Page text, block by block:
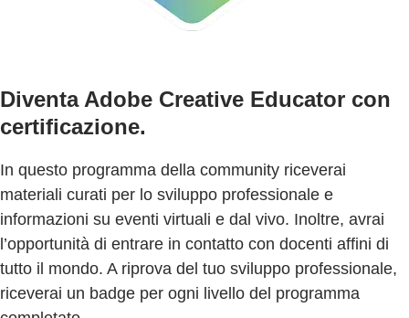
Diventa Adobe Creative Educator con
certificazione.
In questo programma della community riceverai
materiali curati per lo sviluppo professionale e
informazioni su eventi virtuali e dal vivo. Inoltre, avrai
l’opportunità di entrare in contatto con docenti affini di
tutto il mondo. A riprova del tuo sviluppo professionale,
riceverai un badge per ogni livello del programma